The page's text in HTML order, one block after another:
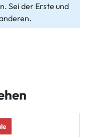
Sei der Erste und